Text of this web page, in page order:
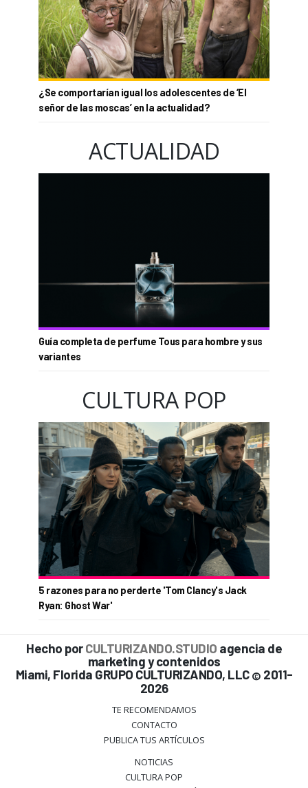
¿Se comportarían igual los adolescentes de ‘El
señor de las moscas’ en la actualidad?
ACTUALIDAD
Guía completa de perfume Tous para hombre y sus
variantes
CULTURA POP
5 razones para no perderte 'Tom Clancy's Jack
Ryan: Ghost War'
Hecho porCULTURIZANDO.STUDIO agencia de
marketing y contenidos
Miami, Florida GRUPO CULTURIZANDO, LLC © 2011-
2026
TE RECOMENDAMOS
CONTACTO
PUBLICA TUS ARTÍCULOS
NOTICIAS
CULTURA POP